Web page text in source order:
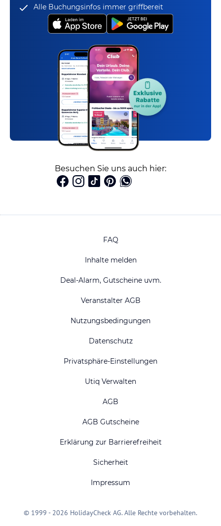
Alle Buchungsinfos immer griffbereit
Besuchen Sie uns auch hier:
FAQ
Inhalte melden
Deal-Alarm, Gutscheine uvm.
Veranstalter AGB
Nutzungsbedingungen
Datenschutz
Privatsphäre-Einstellungen
Utiq Verwalten
AGB
AGB Gutscheine
Erklärung zur Barrierefreiheit
Sicherheit
Impressum
© 1999 - 2026 HolidayCheck AG. Alle Rechte vorbehalten.